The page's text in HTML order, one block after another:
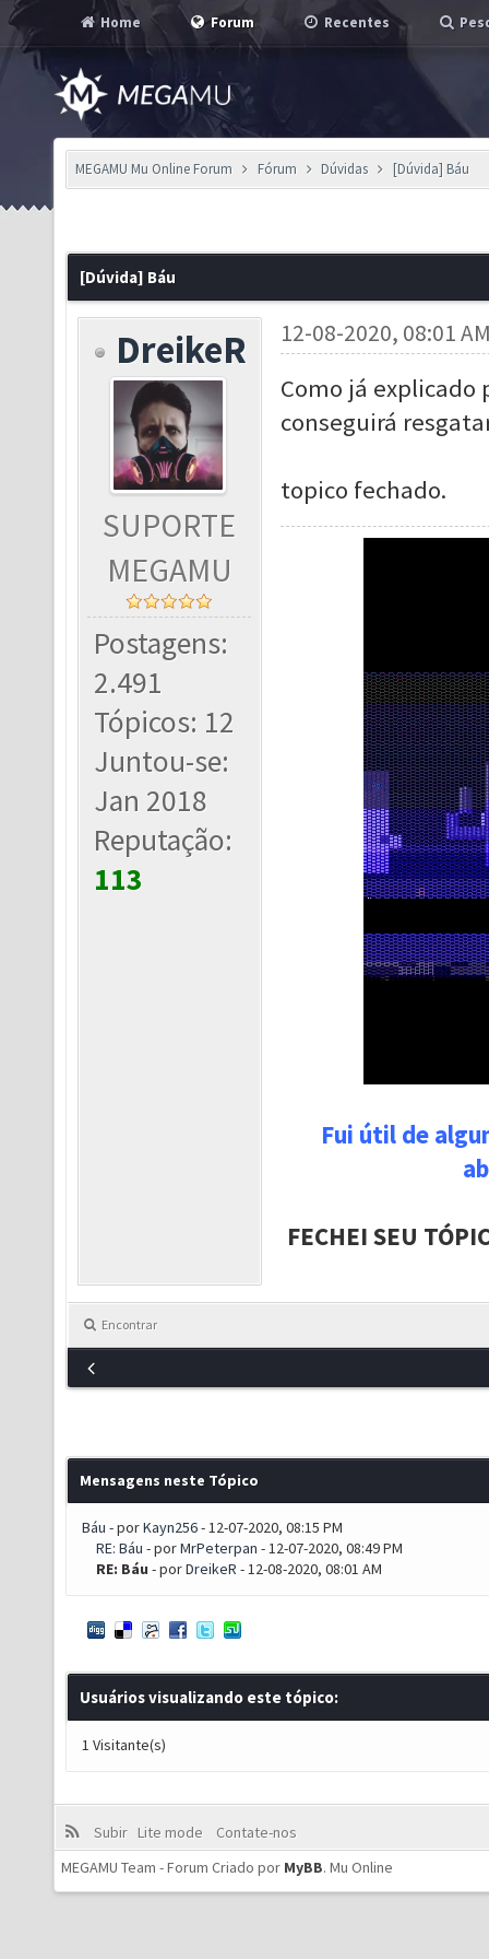
Home Forum Recentes
MEGAMU Mu Online Forum Fórum Dúvidas [Dúvida] Báu
[Dúvida] Báu
DreikeR
SUPORTE
MEGAMU
Postagens:
2.491
Tópicos: 12
Juntou-se:
Jan 2018
Reputação:
113
12-08-2020, 08:01
Como já explicado
conseguirá
topico fechado.
Fui útil de
FECHEI SEU
Encontrar
Mensagens neste Tópico
Báu - porKayn256- 12-07-2020, 08:15 PM
RE: Báu - porMrPeterpan - 12-07-2020, 08:49 PM
RE: Báu - porDreikeR - 12-08-2020, 08:01 AM
Usuários visualizando este tópico:
1 Visitante(s)
Subir Lite mode
Contate-nos
MEGAMU Team - Forum Criado por MyBB. Mu Online